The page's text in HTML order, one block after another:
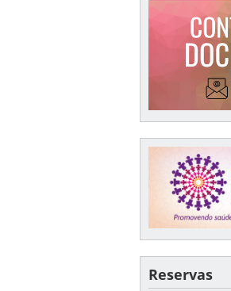
Reservas